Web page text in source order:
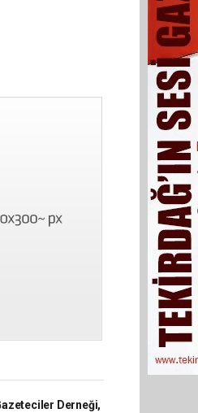
Derneği,